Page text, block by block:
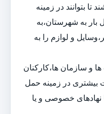
بتوانند در زمینه
بار به شهرستان،به
و لوازم را به
و سازمان ها،کارکنان
در زمینه حمل
نهادهای خصوصی و یا